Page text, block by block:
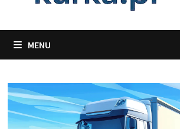
MENU